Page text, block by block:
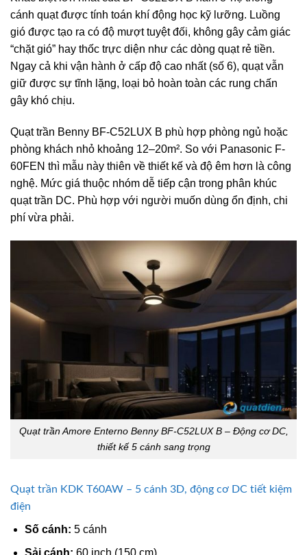
cánh quạt được tính toán khí động học kỹ lưỡng. Luồng
gió được tạo ra có độ mượt tuyệt đối, không gây cảm giác
“chặt gió” hay thốc trực diện như các dòng quạt rẻ tiền.
Ngay cả khi vận hành ở cấp độ cao nhất (số 6), quạt vẫn
giữ được sự tĩnh lặng, loại bỏ hoàn toàn các rung chấn
gây khó chịu.
Quạt trần Benny BF-C52LUX B phù hợp phòng ngủ hoặc
phòng khách nhỏ khoảng 12–20m². So với Panasonic F-
60FEN thì mẫu này thiên về thiết kế và độ êm hơn là công
nghệ. Mức giá thuộc nhóm dễ tiếp cận trong phân khúc
quạt trần DC. Phù hợp với người muốn dùng ổn định, chi
phí vừa phải.
Quạt trần Amore Enterno Benny BF-C52LUX B – Động cơ DC,
thiết kế 5 cánh sang trọng
Quạt trần KDK T60AW – 5 cánh 3D, động cơ DC tiết kiệm
điện
Số cánh: 5 cánh